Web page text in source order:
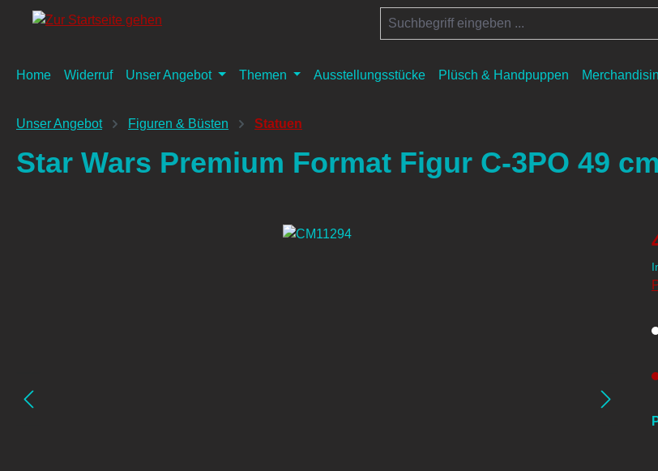
Zur Hauptnavigation springen
Home Widerruf Unser Angebot Themen Ausstellungsstücke Plüsch & Handpuppen
Unser Angebot Figuren & Büsten Statuen
Star Wars Premium Format Figur C-3PO 49 cm